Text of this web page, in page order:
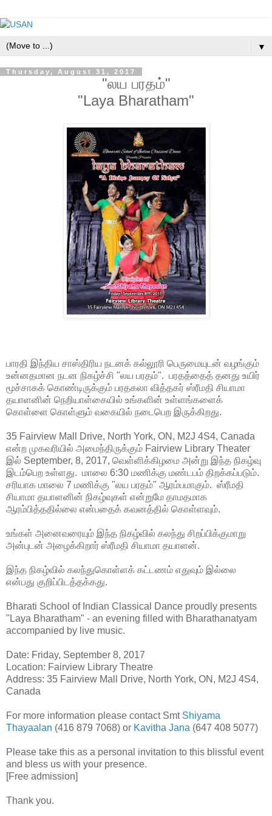
▼
Thursday, August 31, 2017
"லய பரதம்"
"Laya Bharatham"
பாரதி இந்திய சாஸ்திரிய நடனக் கல்லூரி பெருமையுடன் வழங்கும்
உன்னதமான நடன நிகழ்ச்சி "லய பரதம்". பரதத்தைத் தனது உயிர்
மூச்சாகக் கொண்டிருக்கும் பரதகலா வித்தகர் ஸ்ரீமதி சியாமா
தயாளனின் நெறியாள்கையில் உங்களின் உள்ளங்களைக்
கொள்ளை கொள்ளும் வகையில் நடைபெற இருக்கிறது.
35 Fairview Mall Drive, North York, ON, M2J 4S4, Canada
என்ற முகவரியில் அமைந்திருக்கும் Fairview Library Theater
இல் September, 8, 2017, வெள்ளிக்கிழமை அன்று இந்த நிகழ்வு
இடம்பெற உள்ளது. மாலை 6:30 மணிக்கு மண்டபம் திறக்கப்படும்.
சரியாக மாலை 7 மணிக்கு "லய பரதம்" ஆரம்பமாகும். ஸ்ரீமதி
சியாமா தயாளனின் நிகழ்வுகள் என்றுமே தாமதமாக
ஆரம்பித்ததில்லை என்பதைக் கவனத்தில் கொள்ளவும்.
உங்கள் அனைவரையும் இந்த நிகழ்வில் கலந்து சிறப்பிக்குமாறு
அன்புடன் அழைக்கிறார் ஸ்ரீமதி சியாமா தயாளன்.
இந்த நிகழ்வில் கலந்துகொள்ளக் கட்டணம் எதுவும் இல்லை
என்பது குறிப்பிடத்தக்கது.
Bharati School of Indian Classical Dance proudly presents
"Laya Bharatham" - an evening filled with Bharathanatyam
accompanied by live music.
Date: Friday, September 8, 2017
Location: Fairview Library Theatre
Address: 35 Fairview Mall Drive, North York, ON, M2J 4S4,
Canada
For more information please contact Smt Shiyama
Thayaalan (416 879 7068) or Kavitha Jana (647 408 5077)
Please take this as a personal invitation to this blissful event
and bless us with your presence.
[Free admission]
Thank you.